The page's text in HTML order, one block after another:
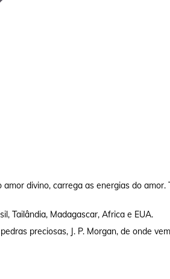
divino, carrega as energias do amor.
Tailândia, Madagascar, Africa e EUA.
preciosas, J. P. Morgan, de onde